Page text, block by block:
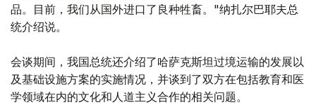
品。目前，我们从国外进口了良种牲畜。"纳扎尔巴耶夫总
统介绍说。
会谈期间，我国总统还介绍了哈萨克斯坦过境运输的发展以
及基础设施方案的实施情况，并谈到了双方在包括教育和医
学领域在内的文化和人道主义合作的相关问题。